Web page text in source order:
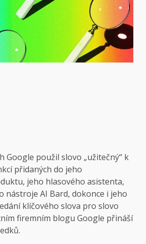
Google použil slovo „užitečný“ k
přidaných do jeho
jeho hlasového asistenta,
nástroje AI Bard, dokonce i jeho
klíčového slova pro slovo
firemním blogu Google přináší